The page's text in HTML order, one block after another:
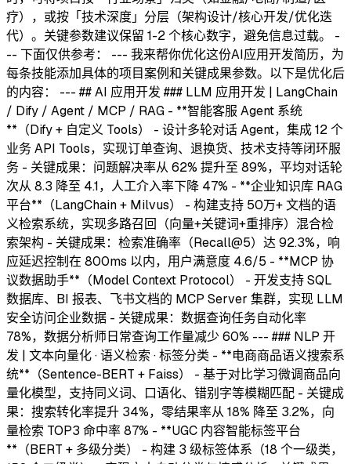
疗），或按「技术深度」分层（架构设计/核心开发/优化迭
代）。关键参数建议保留 1-2 个核心数字，避免信息过载。 -
-- 下面仅供参考： --- 我来帮你优化这份AI应用开发简历，为
每条技能添加具体的项目案例和关键成果参数。以下是优化后
的内容： --- ## AI 应用开发 ### LLM 应用开发 | LangChain
/ Dify / Agent / MCP / RAG - **智能客服 Agent 系统
**（Dify + 自定义 Tools） - 设计多轮对话 Agent，集成 12 个
业务 API Tools，实现订单查询、退换货、技术支持等闭环服
务 - 关键成果：问题解决率从 62% 提升至 89%，平均对话轮
次从 8.3 降至 4.1，人工介入率下降 47% - **企业知识库 RAG
平台**（LangChain + Milvus） - 构建支持 50万+ 文档的语
义检索系统，实现多路召回（向量+关键词+重排序）混合检
索架构 - 关键成果：检索准确率（Recall@5）达 92.3%，响
应延迟控制在 800ms 以内，用户满意度 4.6/5 - **MCP 协
议数据助手**（Model Context Protocol） - 开发支持 SQL
数据库、BI 报表、飞书文档的 MCP Server 集群，实现 LLM
安全访问企业数据 - 关键成果：数据查询任务自动化率
78%，数据分析师日常查询工作量减少 60% --- ### NLP 开
发 | 文本向量化 · 语义检索 · 标签分类 - **电商商品语义搜索系
统**（Sentence-BERT + Faiss） - 基于对比学习微调商品向
量化模型，支持同义词、口语化、错别字等模糊匹配 - 关键成
果：搜索转化率提升 34%，零结果率从 18% 降至 3.2%，向
量检索 TOP3 命中率 87% - **UGC 内容智能标签平台
**（BERT + 多级分类） - 构建 3 级标签体系（18 个一级类，